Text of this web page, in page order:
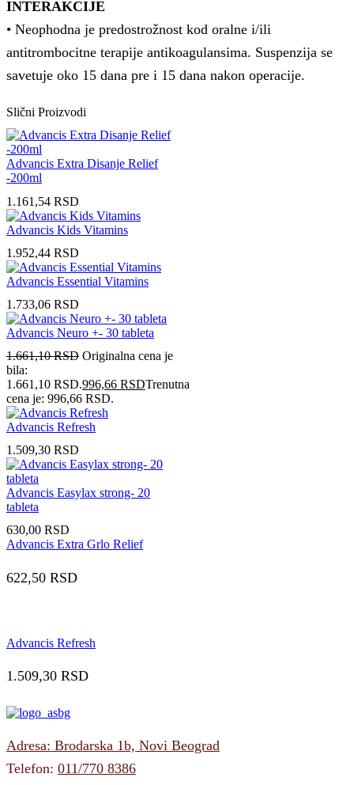
INTERAKCIJE
• Neophodna je predostrožnost kod oralne i/ili
antitrombocitne terapije antikoagulansima. Suspenzija se
savetuje oko 15 dana pre i 15 dana nakon operacije.
Slični Proizvodi
Advancis Extra Disanje Relief
-200ml
1.161,54 RSD
Advancis Kids Vitamins
1.952,44 RSD
Advancis Essential Vitamins
1.733,06 RSD
Advancis Neuro +- 30 tableta
1.661,10RSD Originalna cena je
bila:
1.661,10 RSD.996,66 RSDTrenutna
cena je: 996,66 RSD.
Advancis Refresh
1.509,30 RSD
Advancis Easylax strong- 20
tableta
630,00 RSD
Advancis Extra Grlo Relief
622,50 RSD
Advancis Refresh
1.509,30 RSD
Adresa: Brodarska 1b, Novi Beograd
Telefon: 011/770 8386